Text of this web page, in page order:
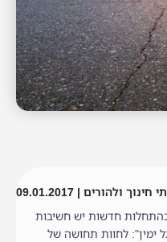
ולהורים | 09.01.2017
בהתחלות חדשות יש חשיבות
ימין": לחוות תחושה של